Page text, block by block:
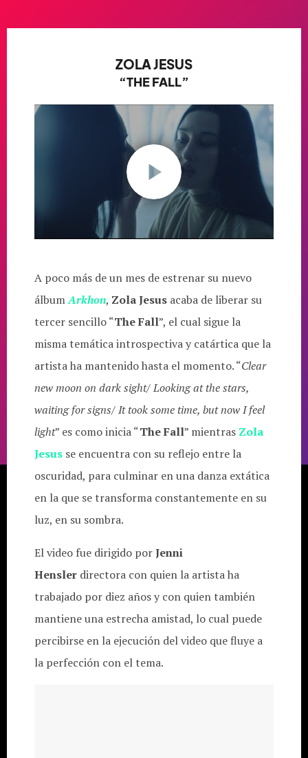
ZOLA JESUS
“THE FALL”
A poco más de un mes de estrenar su nuevo
álbumArkhon, Zola Jesus acaba de liberar su
tercer sencillo “The Fall”, el cual sigue la
misma temática introspectiva y catártica que la
artista ha mantenido hasta el momento. “Clear
new moon on dark sight/ Looking at the stars,
waiting for signs/ It took some time, but now I feel
light” es como inicia “The Fall” mientras Zola
Jesus se encuentra con su reflejo entre la
oscuridad, para culminar en una danza extática
en la que se transforma constantemente en su
luz, en su sombra.
El video fue dirigido porJenni
Hensler directora con quien la artista ha
trabajado por diez años y con quien también
mantiene una estrecha amistad, lo cual puede
percibirse en la ejecución del video que fluye a
la perfección con el tema.